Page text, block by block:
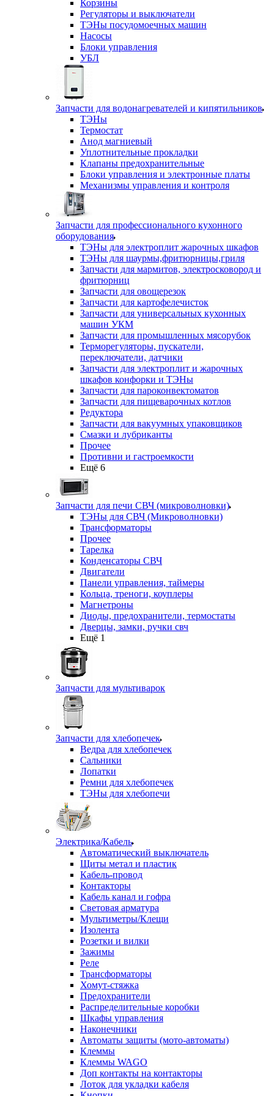
Корзины
Регуляторы и выключатели
ТЭНы посудомоечных машин
Насосы
Блоки управления
УБЛ
Запчасти для водонагревателей и кипятильников
ТЭНы
Термостат
Анод магниевый
Уплотнительные прокладки
Клапаны предохранительные
Блоки управления и электронные платы
Механизмы управления и контроля
Запчасти для профессионального кухонного
оборудования
ТЭНы для электроплит жарочных шкафов
ТЭНы для шаурмы,фритюрницы,гриля
Запчасти для мармитов, электросковород и
фритюрниц
Запчасти для овощерезок
Запчасти для картофелечисток
Запчасти для универсальных кухонных
машин УКМ
Запчасти для промышленных мясорубок
Терморегуляторы, пускатели,
переключатели, датчики
Запчасти для электроплит и жарочных
шкафов конфорки и ТЭНы
Запчасти для пароконвектоматов
Запчасти для пищеварочных котлов
Редуктора
Запчасти для вакуумных упаковщиков
Смазки и лубриканты
Прочее
Противни и гастроемкости
Ещё 6
Запчасти для печи СВЧ (микроволновки)
ТЭНы для СВЧ (Микроволновки)
Трансформаторы
Прочее
Тарелка
Конденсаторы СВЧ
Двигатели
Панели управления, таймеры
Кольца, треноги, коуплеры
Магнетроны
Диоды, предохранители, термостаты
Дверцы, замки, ручки свч
Ещё 1
Запчасти для мультиварок
Запчасти для хлебопечек
Ведра для хлебопечек
Сальники
Лопатки
Ремни для хлебопечек
ТЭНы для хлебопечи
Электрика/Кабель
Автоматический выключатель
Щиты метал и пластик
Кабель-провод
Контакторы
Кабель канал и гофра
Световая арматура
Мультиметры/Клещи
Изолента
Розетки и вилки
Зажимы
Реле
Трансформаторы
Хомут-стяжка
Предохранители
Распределительные коробки
Шкафы управления
Наконечники
Автоматы защиты (мото-автоматы)
Клеммы
Клеммы WAGO
Доп контакты на контакторы
Лоток для укладки кабеля